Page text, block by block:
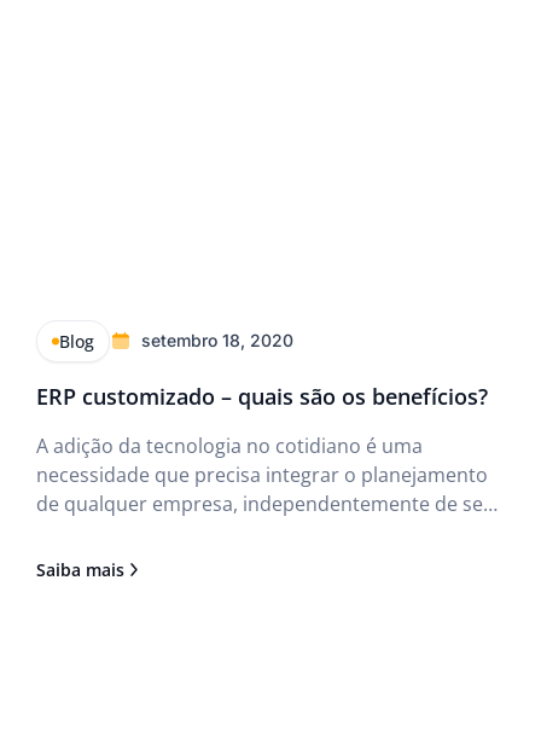
Blog setembro 18, 2020
ERP customizado – quais são os benefícios?
A adição da tecnologia no cotidiano é uma
necessidade que precisa integrar o planejamento
de qualquer empresa, independentemente de seu
ferramenta relevante para quem deseja obter as
Saiba mais